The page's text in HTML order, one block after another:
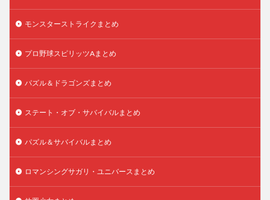
モンスターストライクまとめ
プロ野球スピリッツAまとめ
パズル＆ドラゴンズまとめ
ステート・オブ・サバイバルまとめ
パズル＆サバイバルまとめ
ロマンシングサガリ・ユニバースまとめ